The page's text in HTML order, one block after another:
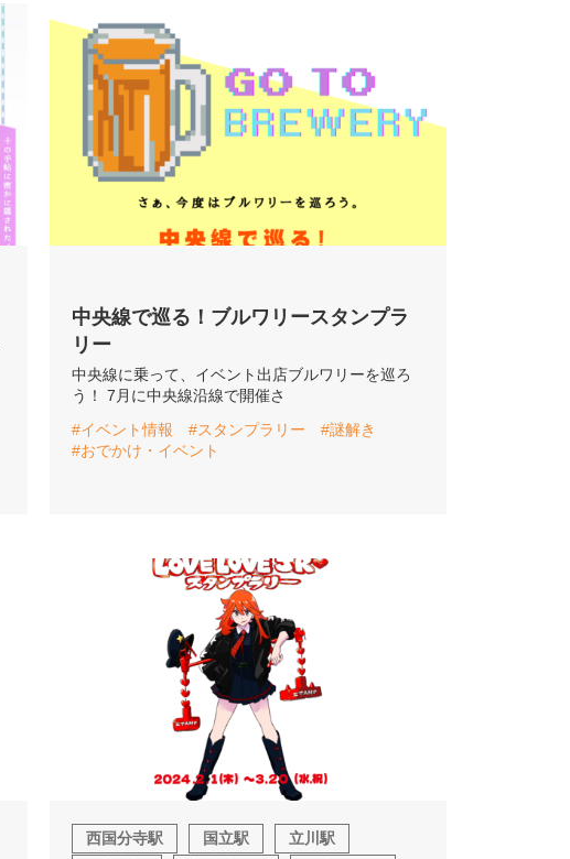
中央線で巡る！ブルワリースタンプラ
リー
中央線に乗って、イベント出店ブルワリーを巡ろ
う！ 7月に中央線沿線で開催さ
#イベント情報
#スタンプラリー
#謎解き
#おでかけ・イベント
西国分寺駅 国立駅
立川駅